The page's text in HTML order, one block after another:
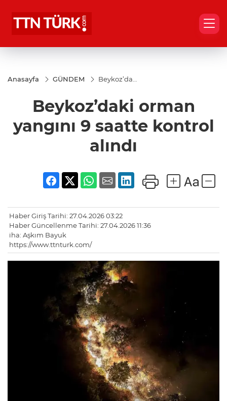
Anasayfa GÜNDEM
Beykoz’daki
saatte
kontrol
Beykoz’daki orman
yangını 9 saatte kontrol
alındı
Haber Giriş Tarihi: 27.04.2026 03:22
Haber Güncellenme Tarihi: 27.04.2026 11:36
iha: Aşkım Bayuk
https://www.ttnturk.com/